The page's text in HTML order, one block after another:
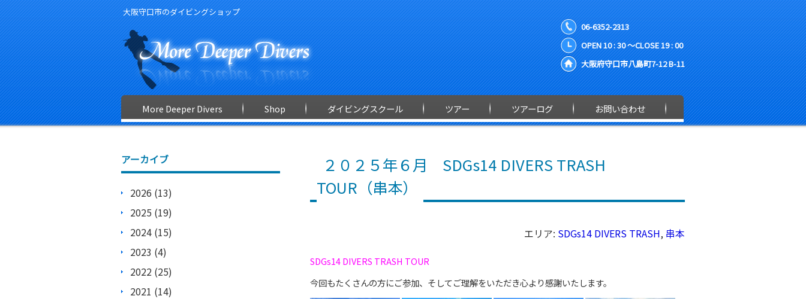
大阪守口市のダイビングショップ
06-6352-2313
OPEN 10 : 30 ～CLOSE 19 : 00
大阪府守口市八島町7-12 B-11
More Deeper Divers Shop ダイビングスクール ツアー ツアーログ お問い合わせ
２０２５年６月 SDGs14 DIVERS TRASH
TOUR（串本）
エリア: SDGs14 DIVERS TRASH, 串本
SDGs14 DIVERS TRASH TOUR
今回もたくさんの方にご参加、そしてご理解をいただき心より感謝いたします。
アーカイブ
2026 (13)
2025 (19)
2024 (15)
2023 (4)
2022 (25)
2021 (14)